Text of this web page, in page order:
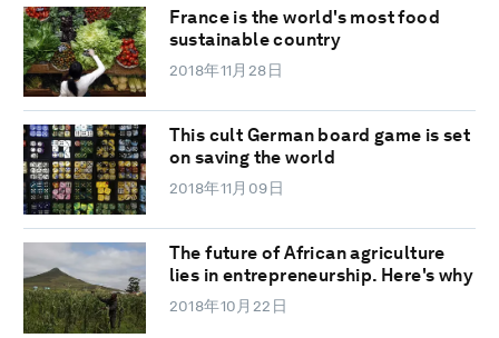
France is the world's most food
sustainable country
2018年11月28日
This cult German board game is set
on saving the world
2018年11月09日
The future of African agriculture
lies in entrepreneurship. Here's why
2018年10月22日